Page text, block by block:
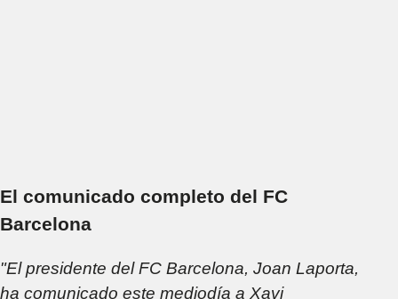
El comunicado completo del FC
Barcelona
"El presidente del FC Barcelona, Joan Laporta,
ha comunicado este mediodía a Xavi